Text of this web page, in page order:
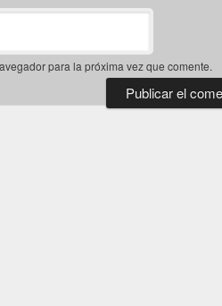
para la próxima vez que comente.